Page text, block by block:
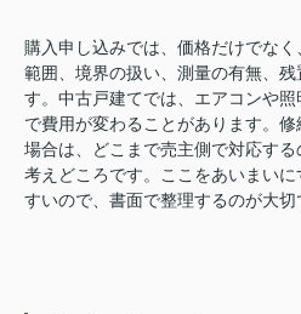
購入申し込みでは、価格だけでな
範囲、境界の扱い、測量の有無、
す。中古戸建てでは、エアコンや
で費用が変わることがあります。
場合は、どこまで売主側で対応す
考えどころです。ここをあいまい
すいので、書面で整理するのが大切